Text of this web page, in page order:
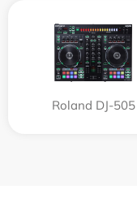
Roland DJ-505